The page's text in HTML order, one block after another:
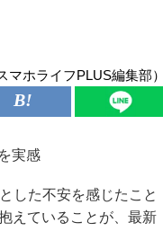
マホライフPLUS編集部）
実感
した不安を感じたこと
えていることが、最新